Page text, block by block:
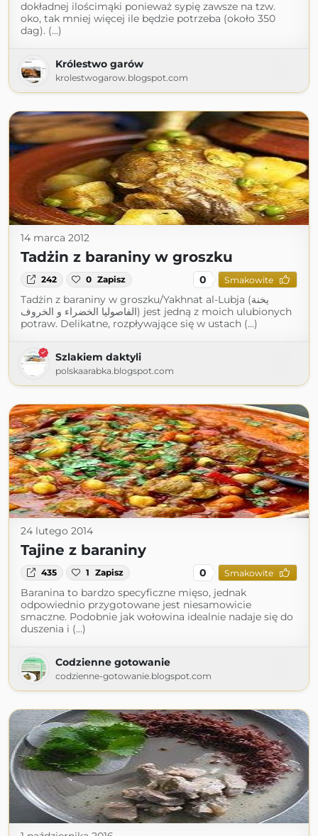
dokładnej ilościmąki ponieważ sypię zawsze na tzw.
oko, tak mniej więcej ile będzie potrzeba (około 350
dag). (...)
Królestwo garów
krolestwogarow.blogspot.com
14 marca 2012
Tadżin z baraniny w groszku
242 0 Zapisz 0 Smakowite
Tadżin z baraniny w groszku/Yakhnat al-Lubja (يخنة
الفاصوليا الخضراء و الخروف) jest jedną z moich ulubionych
potraw. Delikatne, rozpływające się w ustach (...)
Szlakiem daktyli
polskaarabka.blogspot.com
24 lutego 2014
Tajine z baraniny
435 1 Zapisz 0 Smakowite
Baranina to bardzo specyficzne mięso, jednak
odpowiednio przygotowane jest niesamowicie
smaczne. Podobnie jak wołowina idealnie nadaje się do
duszenia i (...)
Codzienne gotowanie
codzienne-gotowanie.blogspot.com